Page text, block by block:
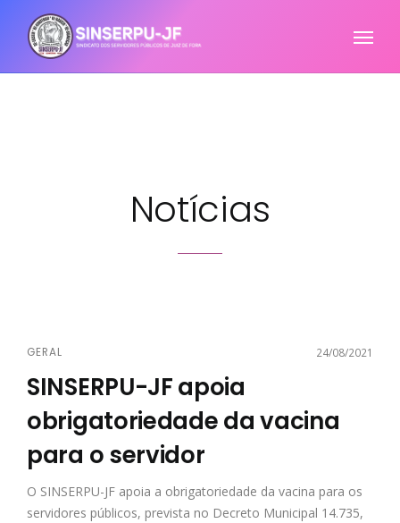
Notícias
GERAL 24/08/2021
SINSERPU-JF apoia
obrigatoriedade da vacina
para o servidor
O SINSERPU-JF apoia a obrigatoriedade da vacina para os
servidores públicos, prevista no Decreto Municipal 14.735,